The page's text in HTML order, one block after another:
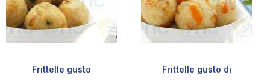
Frittelle gusto
Frittelle gusto di